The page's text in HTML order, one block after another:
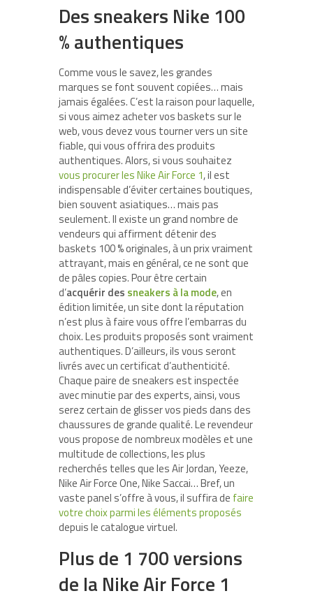
Des sneakers Nike 100
% authentiques
Comme vous le savez, les grandes
marques se font souvent copiées… mais
jamais égalées. C’est la raison pour laquelle,
si vous aimez acheter vos baskets sur le
web, vous devez vous tourner vers un site
fiable, qui vous offrira des produits
authentiques. Alors, si vous souhaitez
vous procurer les Nike Air Force 1, il est
indispensable d’éviter certaines boutiques,
bien souvent asiatiques… mais pas
seulement. Il existe un grand nombre de
vendeurs qui affirment détenir des
baskets 100 % originales, à un prix vraiment
attrayant, mais en général, ce ne sont que
de pâles copies. Pour être certain
d’acquérir des sneakers à la mode, en
édition limitée, un site dont la réputation
n’est plus à faire vous offre l’embarras du
choix. Les produits proposés sont vraiment
authentiques. D’ailleurs, ils vous seront
livrés avec un certificat d’authenticité.
Chaque paire de sneakers est inspectée
avec minutie par des experts, ainsi, vous
serez certain de glisser vos pieds dans des
chaussures de grande qualité. Le revendeur
vous propose de nombreux modèles et une
multitude de collections, les plus
recherchés telles que les Air Jordan, Yeeze,
Nike Air Force One, Nike Saccai… Bref, un
vaste panel s’offre à vous, il suffira de faire
votre choix parmi les éléments proposés
depuis le catalogue virtuel.
Plus de 1 700 versions
de la Nike Air Force 1